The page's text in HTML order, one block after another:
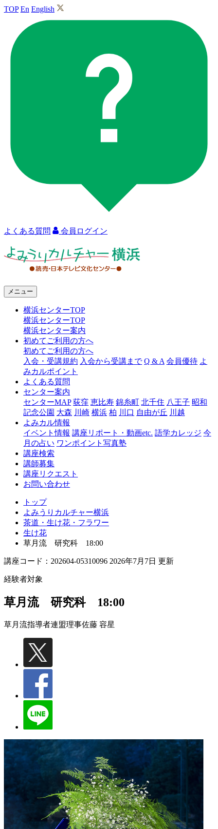
TOP En English
よくある質問 会員ログイン
ャ
浜
メニュー
横浜センターTOP
横浜センターTOP
横浜センター案内
初めてご利用の方へ
初めてご利用の方へ
入会・受講規約 入会から受講まで Q & A 会員優待 よ
みカルポイント
よくある質問
センター案内
センターMAP 荻窪 恵比寿 錦糸町 北千住 八王子 昭和
記念公園 大森 川崎 横浜 柏 川口 自由が丘 川越
よみカル情報
イベント情報 講座リポート・動画etc. 語学カレッジ 今
月の占い ワンポイント写真塾
講座検索
講師募集
講座リクエスト
お問い合わせ
トップ
よみうりカルチャー横浜
茶道・生け花・フラワー
生け花
草月流 研究科 18:00
講座コード：202604-05310096 2026年7月7日 更新
経験者対象
草月流 研究科 18:00
草月流指導者連盟理事佐藤 容星